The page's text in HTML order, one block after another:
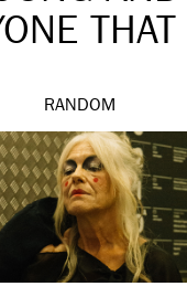
THAT
RANDOM